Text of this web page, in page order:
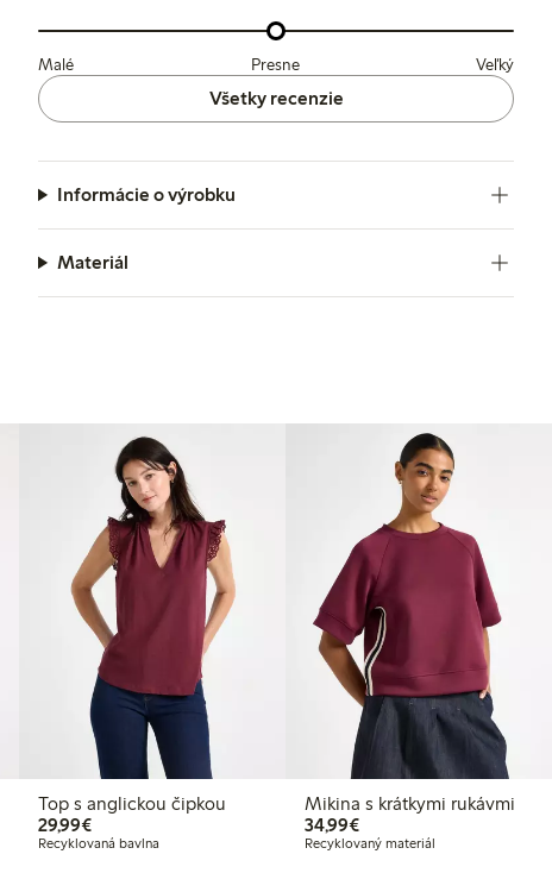
Malé Presne Veľký
Všetky recenzie
Informácie o výrobku
Materiál
Top s anglickou čipkou
29,99€29,99 €
Recyklovaná bavlna
Mikina s krátkymi rukávmi
34,99€34,99 €
Recyklovaný materiál